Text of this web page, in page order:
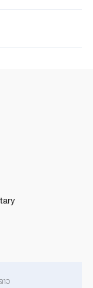
າວ